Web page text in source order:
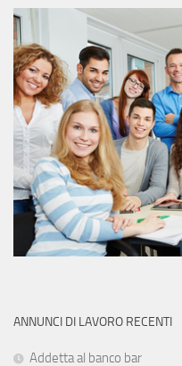
ANNUNCI DI LAVORO RECENTI
Addetta al banco bar